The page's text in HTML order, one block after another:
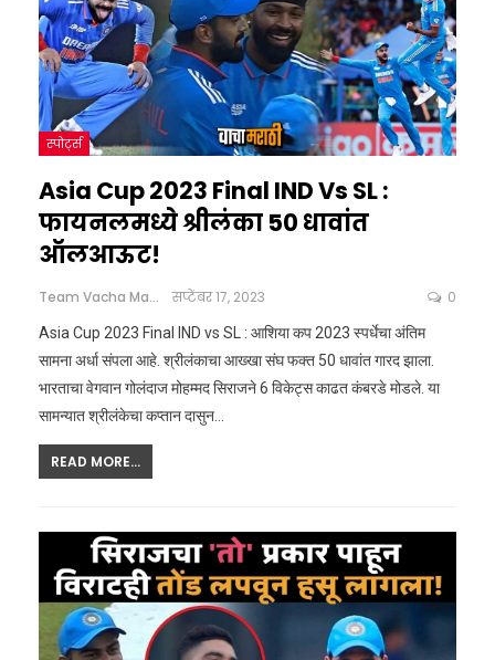
स्पोर्ट्स
Asia Cup 2023 Final IND Vs SL :
फायनलमध्ये श्रीलंका 50 धावांत
ऑलआऊट!
Team Vacha Marathi सप्टेंबर 17, 2023 0
Asia Cup 2023 Final IND vs SL : आशिया कप 2023 स्पर्धेचा अंतिम
सामना अर्धा संपला आहे. श्रीलंकाचा आख्खा संघ फक्त 50 धावांत गारद झाला.
भारताचा वेगवान गोलंदाज मोहम्मद सिराजने 6 विकेट्स काढत कंबरडे मोडले. या
सामन्यात श्रीलंकेचा कप्तान दासुन
READ MORE...